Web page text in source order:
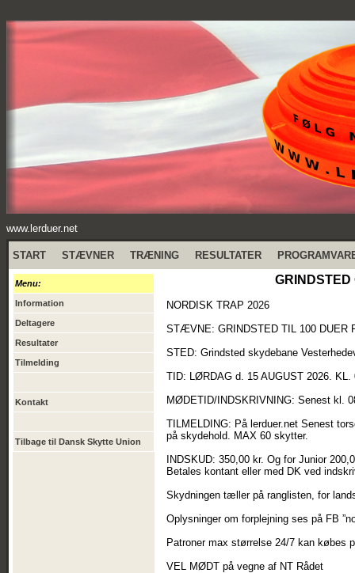
www.lerduer.net
START STÆVNER TRÆNING RESULTATER
Menu:
Information
Deltagere
Resultater
Tilmelding
Kontakt
Tilbage til Dansk Skytte Union
NORDISK TRAP 2026
STÆVNE: GRINDSTED TIL 100 DUER
STED: Grindsted skydebane
TID: LØRDAG d. 15 AUGUST 2026. KL.
MØDETID/INDSKRIVNING: Senest kl.
TILMELDING: På lerduer.net Senest
på skydehold. MAX 60 skytter.
INDSKUD: 350,00 kr. Og for Junior
Betales kontant eller med DK ved
Skydningen tæller på ranglisten, for
Oplysninger om forplejning ses på FB
Patroner max størrelse 24/7 kan købes
VEL MØDT på vegne af NT Rådet